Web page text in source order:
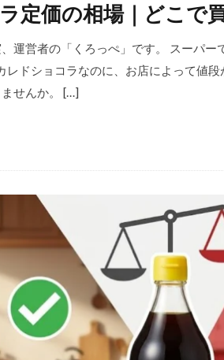
定価の相場｜どこで
運営者の「くろっぺ」です。 スーパ
ドショコラなのに、お店によって値段
せんか。 […]